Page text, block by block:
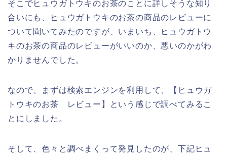
そこでヒュウガトウキのお茶のことに詳しそうな知り
合いにも、ヒュウガトウキのお茶の商品のレビューに
ついて聞いてみたのですが、いまいち、ヒュウガトウ
キのお茶の商品のレビューがいいのか、悪いのかがわ
かりませんでした。
なので、まずは検索エンジンを利用して、【ヒュウガ
トウキのお茶 レビュー】という感じで調べてみるこ
とにしました。
そして、色々と調べまくって発見したのが、下記ヒュ